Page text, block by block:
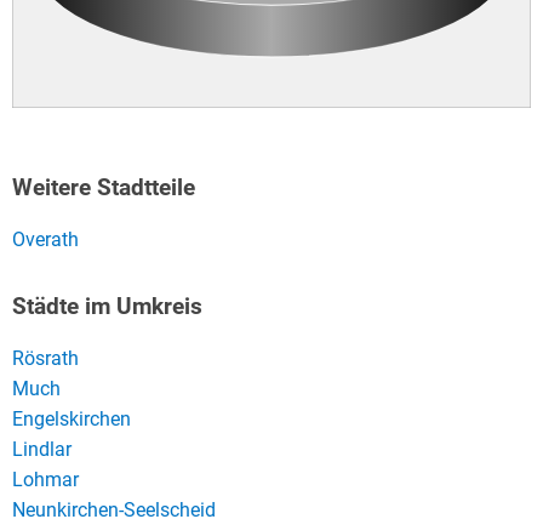
Weitere Stadtteile
Overath
Städte im Umkreis
Rösrath
Much
Engelskirchen
Lindlar
Lohmar
Neunkirchen-Seelscheid